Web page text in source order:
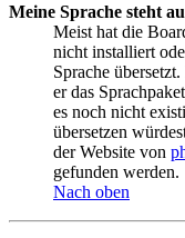
Meine Sprache steht
Meist hat die
nicht installiert
Sprache
er das
es noch nicht
übersetzen
der Website von
gefunden werden.
Nach oben